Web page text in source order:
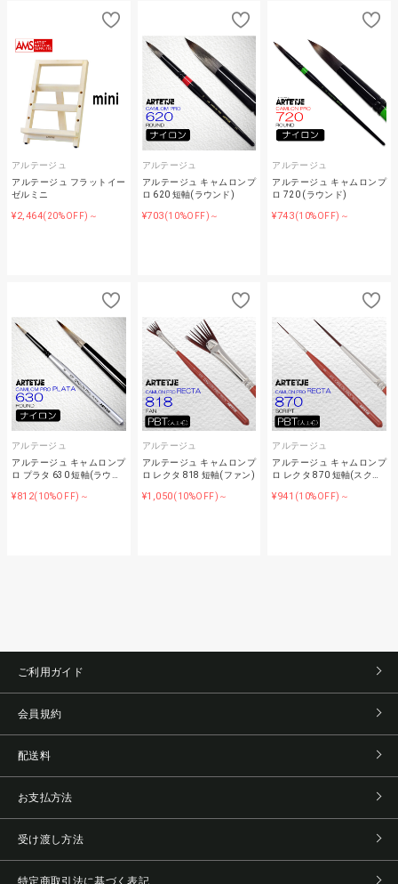
アルテージュ
アルテージュ フラットイー
ゼルミニ
¥2,464(20%OFF)～
アルテージュ
アルテージュ キャムロンプ
ロ 620 短軸(ラウンド)
¥703(10%OFF)～
アルテージュ
アルテージュ キャムロンプ
ロ 720 (ラウンド)
¥743(10%OFF)～
アルテージュ
アルテージュ キャムロンプ
ロ プラタ 630 短軸(ラウ…
¥812(10%OFF)～
アルテージュ
アルテージュ キャムロンプ
ロ レクタ 818 短軸(ファン)
¥1,050(10%OFF)～
アルテージュ
アルテージュ キャムロンプ
ロ レクタ 870 短軸(スク…
¥941 (10%OFF)～
ご利用ガイド
会員規約
配送料
お支払方法
受け渡し方法